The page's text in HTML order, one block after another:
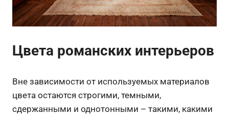
Цвета романских интерьеров
Вне зависимости от используемых материалов
цвета остаются строгими, темными,
сдержанными и однотонными – такими, какими